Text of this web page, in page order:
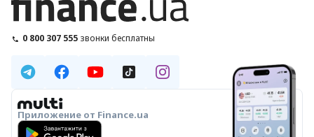
0 800 307 555 звонки бесплатны
Приложение от Finance.ua